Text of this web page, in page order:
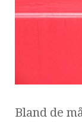
Bland de